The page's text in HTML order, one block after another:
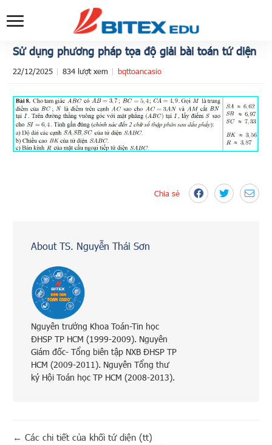
Sử dụng phương pháp tọa độ giải bài toán tứ diện
22/12/2025 834 lượt xem bqttoancasio
Chia sẻ
About TS. Nguyễn Thái Sơn
Nguyên trưởng Khoa Toán-Tin học
ĐHSP TP HCM (1999-2009). Nguyên
Giám đốc- Tổng biên tập NXB ĐHSP TP
HCM (2009-2011). Nguyên Tổng thư
ký Hội Toán học TP HCM (2008-2013).
← Các chi tiết của khối tứ diện (tt)